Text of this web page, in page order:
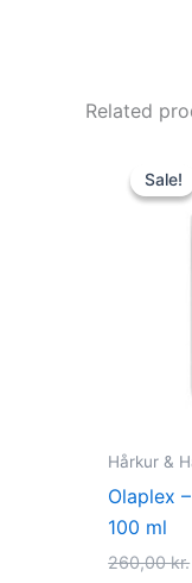
Related
Sale!
Sale!
Hårkur &
Olaplex
100 ml
260,00kr.